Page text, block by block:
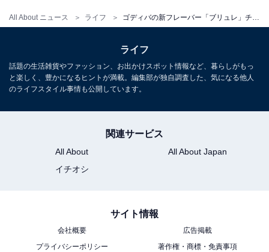
All About ニュース ライフ
発売日：【全国のセブン-イレブン】今冬予定／【全国の
ゴディバショップ、ゴディバ専門店】11月1日（火）～
価格：350円（税込み）
ライフ
話題の生活雑貨やファッション、お出かけスポット情報など、暮らしがもっ
と楽しく、豊かになるヒントが満載。編集部が独自調査した、気になる他人
のライフスタイル事情も公開しています。
関連サービス
All About
All About Japan
イチオシ
サイト情報
会社概要
広告掲載
プライバシーポリシー
著作権・商標・免責事項